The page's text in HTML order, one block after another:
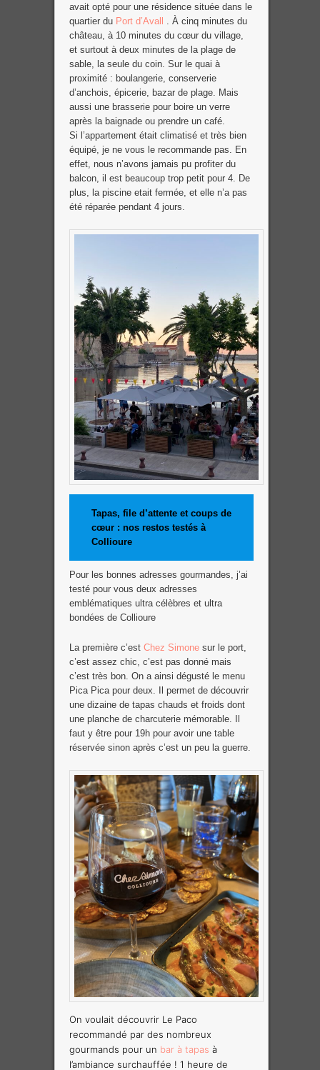
avait opté pour une résidence située dans le
quartier du Port d’Avall
. À cinq minutes du
château, à 10 minutes du cœur du village,
et surtout à deux minutes de la plage de
sable, la seule du coin. Sur le quai à
proximité : boulangerie, conserverie
d’anchois, épicerie, bazar de plage. Mais
aussi une brasserie pour boire un verre
après la baignade ou prendre un café.
Si l’appartement était climatisé et très bien
équipé, je ne vous le recommande pas. En
effet, nous n’avons jamais pu profiter du
balcon, il est beaucoup trop petit pour 4. De
plus, la piscine etait fermée, et elle n’a pas
été réparée pendant 4 jours.
Tapas, file d’attente et coups de
cœur : nos restos testés à
Collioure
Pour les bonnes adresses gourmandes, j’ai
testé pour vous deux adresses
emblématiques ultra célèbres et ultra
bondées de Collioure
La première c’est Chez Simonesur le port,
c’est assez chic, c’est pas donné mais
c’est très bon. On a ainsi dégusté le menu
Pica Pica pour deux. Il permet de découvrir
une dizaine de tapas chauds et froids dont
une planche de charcuterie mémorable. Il
faut y être pour 19h pour avoir une table
réservée sinon après c’est un peu la guerre.
On voulait découvrir Le Paco
recommandé par des nombreux
gourmands pour un bar à tapas à
l’ambiance surchauffée ! 1 heure de